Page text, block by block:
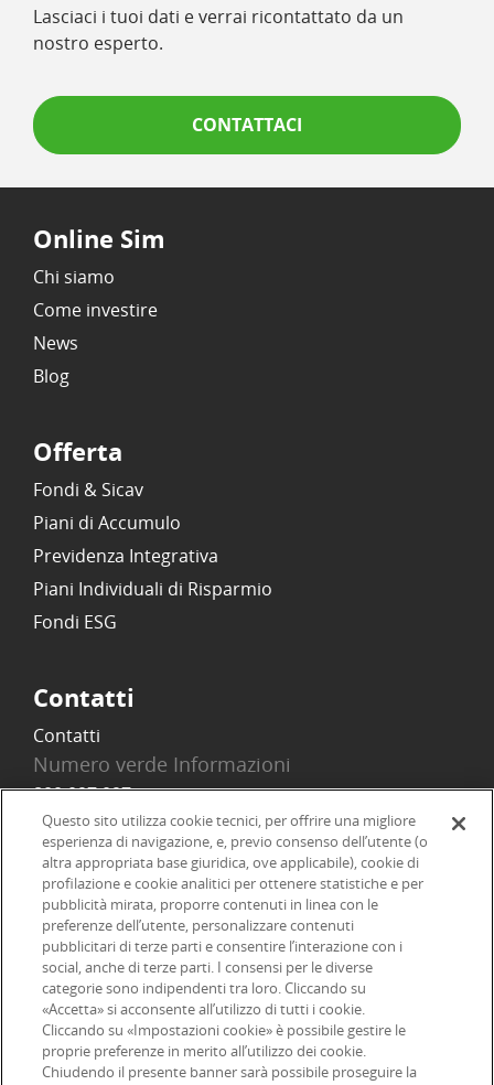
Lasciaci i tuoi dati e verrai ricontattato da un
nostro esperto.
CONTATTACI
Online Sim
Chi siamo
Come investire
News
Blog
Offerta
Fondi & Sicav
Piani di Accumulo
Previdenza Integrativa
Piani Individuali di Risparmio
Fondi ESG
Contatti
Contatti
Numero verde Informazioni
800 097 097
Email
info@onlinesim.it
Social
©2026 Online SIM, società del gruppo bancario ERSEL - P.IVA
12927410154
Questo sito utilizza cookie tecnici, per offrire una migliore
esperienza di navigazione, e, previo consenso dell’utente (o
altra appropriata base giuridica, ove applicabile), cookie di
profilazione e cookie analitici per ottenere statistiche e per
pubblicità mirata, proporre contenuti in linea con le
preferenze dell’utente, personalizzare contenuti
pubblicitari di terze parti e consentire l’interazione con i
social, anche di terze parti. I consensi per le diverse
categorie sono indipendenti tra loro. Cliccando su
«Accetta» si acconsente all’utilizzo di tutti i cookie.
Cliccando su «Impostazioni cookie» è possibile gestire le
proprie preferenze in merito all’utilizzo dei cookie.
Chiudendo il presente banner sarà possibile proseguire la